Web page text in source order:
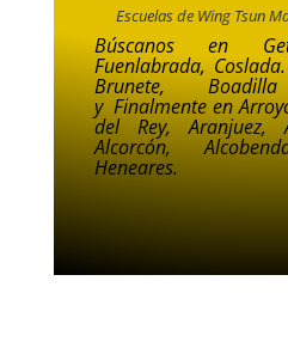
Escuelas de Wing Tsun
Búscanos en
Fuenlabrada,
Brunete,
y Finalmente en
del Rey, Aranjuez,
Alcorcón,
Heneares.